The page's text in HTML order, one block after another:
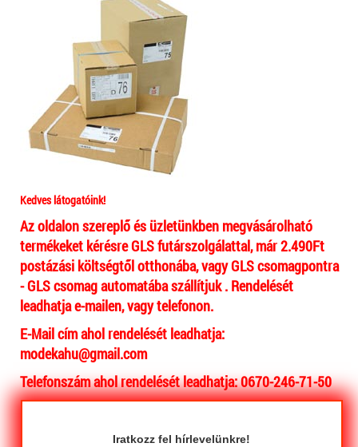
Kedves látogatóink!
Az oldalon szereplő és üzletünkben megvásárolható
termékeket kérésre GLS futárszolgálattal, már 2.490Ft
postázási költségtől otthonába, vagy GLS csomagpontra
- GLS csomag automatába szállítjuk . Rendelését
leadhatja e-mailen, vagy telefonon.
E-Mail cím ahol rendelését leadhatja:
modekahu@gmail.com
Telefonszám ahol rendelését leadhatja: 0670-246-71-50
Iratkozz fel hírlevelünkre!